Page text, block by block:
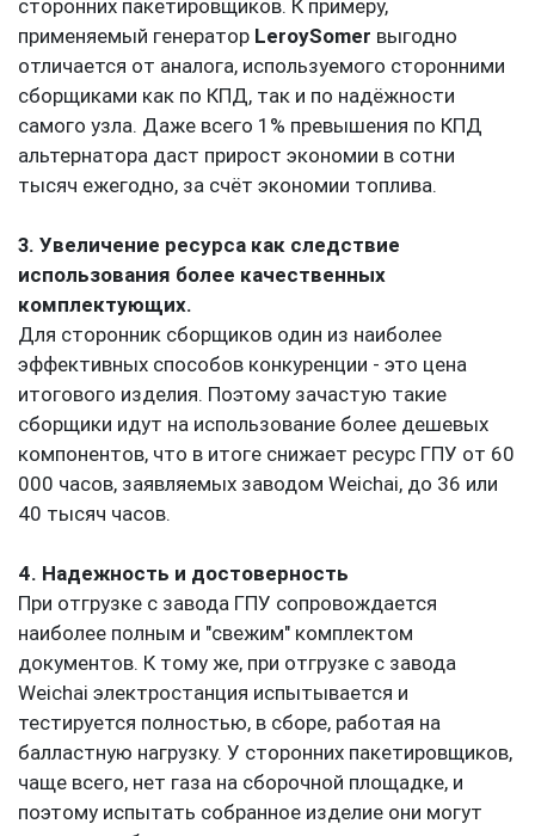
Предлагаемая электростанция имеет более
качественные комплектующие, нежели у недорогих
сторонних пакетировщиков. К примеру,
применяемый генератор LeroySomerвыгодно
отличается от аналога, используемого сторонними
сборщиками как по КПД, так и по надёжности
самого узла. Даже всего 1% превышения по КПД
тысяч ежегодно, за счёт экономии топлива.
3. Увеличение ресурса как следствие
использования более качественных
комплектующих.
Для сторонник сборщиков один из наиболее
эффективных способов конкуренции - это цена
итогового изделия. Поэтому зачастую такие
сборщики идут на использование более дешевых
компонентов, что в итоге снижает ресурс ГПУ от 60
40 тысяч часов.
4. Надежность и достоверность
При отгрузке с завода ГПУ сопровождается
наиболее полным и "свежим" комплектом
документов. К тому же, при отгрузке с завода
Weichai электростанция испытывается и
тестируется полностью, в сборе, работая на
балластную нагрузку. У сторонних пакетировщиков,